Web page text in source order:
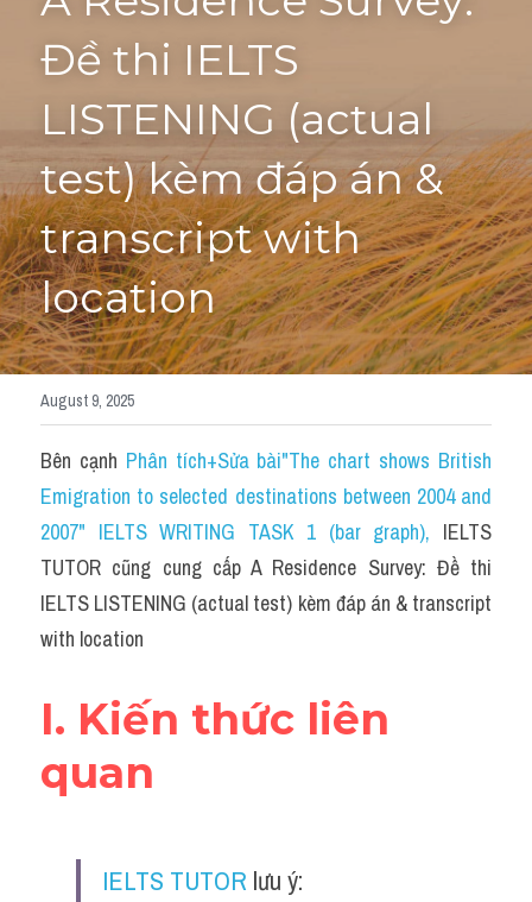
Tourism and Travelling
Pronunciation
Section 3
Section 4
Section 1
Social issues
Section 2
Map
Transcript
Cam
Series luyện nghe Tiếng Anh cùng IELTS T
Health and Medicine
Environment
Technology
IELTS Advice
HỌC THỬ
Đề thi IELTS
LISTENING (actual
test) kèm đáp án &
transcript with
location
August 9, 2025
Bên cạnh Phân tích+Sửa bài"The chart shows British
Emigration to selected destinations between 2004 and
2007" IELTS WRITING TASK 1 (bar graph), IELTS
TUTOR cũng cung cấp A Residence Survey: Đề thi
IELTS LISTENING (actual test) kèm đáp án & transcript
with location
I. Kiến thức liên
quan
IELTS TUTOR lưu ý: